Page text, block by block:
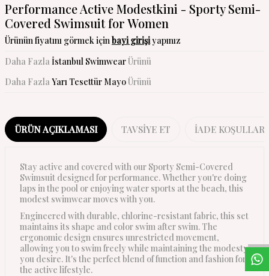
Performance Active Modestkini - Sporty Semi-
Covered Swimsuit for Women
Ürünün fiyatını görmek içinbayi girişiyapınız
Daha Fazlaİstanbul SwimwearÜrünü
Daha FazlaYarı Tesettür MayoÜrünü
ÜRÜN AÇIKLAMASI TAVSIYE ET İADE KOŞULLARI
Stay active and covered with our Sporty Semi-Covered
Swimsuit designed for performance. Whether you're doing
laps in the pool or enjoying water sports at the beach, this
modest swimwear moves with you.
Engineered with durable, chlorine-resistant fabric, this set
maintains its shape and color swim after swim. The
ergonomic design ensures unrestricted movement,
allowing you to swim freely while maintaining the modesty
you desire. It's the perfect blend of function and fashion for
the active lifestyle.